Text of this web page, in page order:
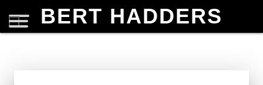
BERT HADDERS